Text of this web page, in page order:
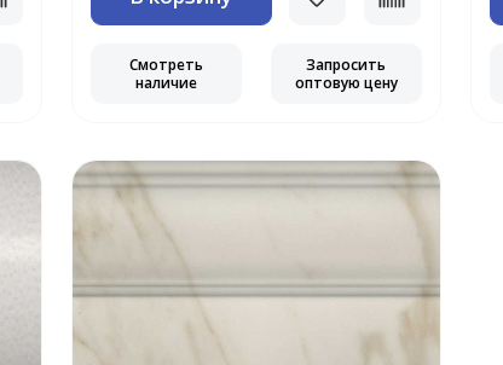
Смотреть
наличие
Запросить
оптовую цену